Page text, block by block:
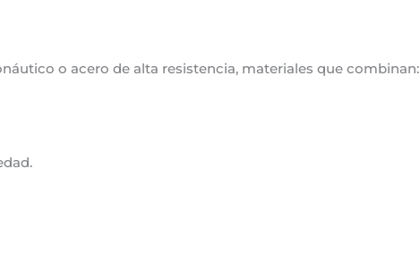
o acero de alta resistencia, materiales que combinan: